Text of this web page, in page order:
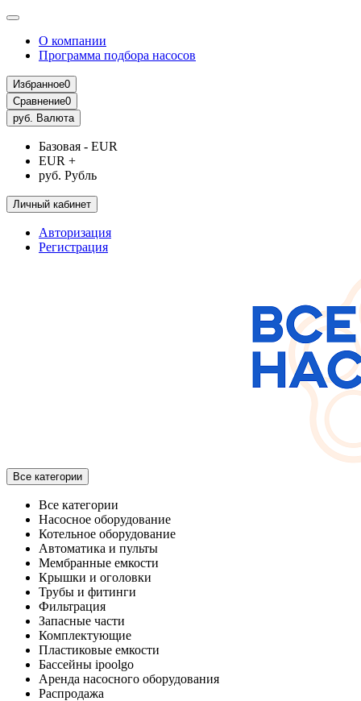
О компании
Программа подбора насосов
Избранное0
Сравнение0
руб. Валюта
Базовая - EUR
EUR +
руб. Рубль
Личный кабинет
Авторизация
Регистрация
Все категории
Все категории
Насосное оборудование
Котельное оборудование
Автоматика и пульты
Мембранные емкости
Крышки и оголовки
Трубы и фитинги
Фильтрация
Запасные части
Комплектующие
Пластиковые емкости
Бассейны ipoolgo
Аренда насосного оборудования
Распродажа